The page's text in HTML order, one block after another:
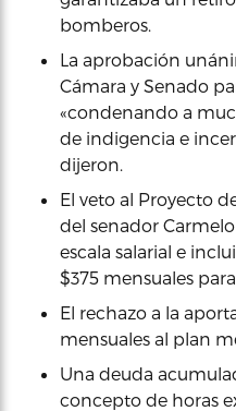
bomberos.
La aprobación
Cámara y Senado
«condenando a
de indigencia e
dijeron.
El veto al Proyecto
del senador
escala salarial e
$375 mensuales
El rechazo a la
mensuales al plan
Una deuda
concepto de horas